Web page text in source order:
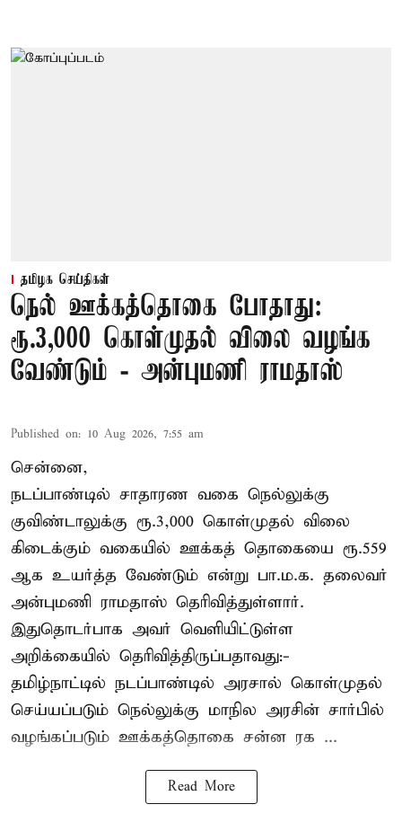
தமிழக செய்திகள்
நெல் ஊக்கத்தொகை போதாது:
ரூ.3,000 கொள்முதல் விலை வழங்க
வேண்டும் - அன்புமணி ராமதாஸ்
Published on: 10 Aug 2026, 7:55 am
சென்னை,
நடப்பாண்டில் சாதாரண வகை நெல்லுக்கு
குவிண்டாலுக்கு ரூ.3,000 கொள்முதல் விலை
கிடைக்கும் வகையில் ஊக்கத் தொகையை ரூ.559
ஆக உயர்த்த வேண்டும் என்று பா.ம.க. தலைவர்
அன்புமணி ராமதாஸ் தெரிவித்துள்ளார்.
இதுதொடர்பாக அவர் வெளியிட்டுள்ள
அறிக்கையில் தெரிவித்திருப்பதாவது:-
தமிழ்நாட்டில் நடப்பாண்டில் அரசால் கொள்முதல்
செய்யப்படும் நெல்லுக்கு மாநில அரசின் சார்பில்
வழங்கப்படும் ஊக்கத்தொகை சன்ன ரக ...
Read More